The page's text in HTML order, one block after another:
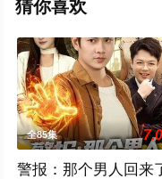
猜你喜欢
全85集
警报：那个男人回来